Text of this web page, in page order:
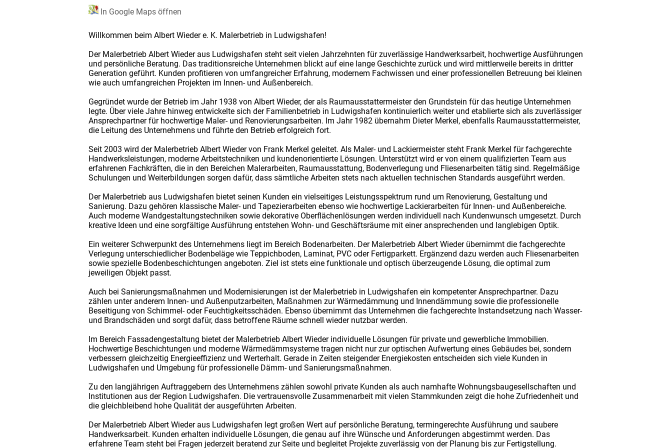
In Google Maps öffnen
Willkommen beim Albert Wieder e. K. Malerbetrieb in Ludwigshafen!
Der Malerbetrieb Albert Wieder aus Ludwigshafen steht seit vielen Jahrzehnten für zuverlässige Handwerksarbeit, hochwertige Ausführungen
und persönliche Beratung. Das traditionsreiche Unternehmen blickt auf eine lange Geschichte zurück und wird mittlerweile bereits in dritter
Generation geführt. Kunden profitieren von umfangreicher Erfahrung, modernem Fachwissen und einer professionellen Betreuung bei kleinen
wie auch umfangreichen Projekten im Innen- und Außenbereich.
Gegründet wurde der Betrieb im Jahr 1938 von Albert Wieder, der als Raumausstattermeister den Grundstein für das heutige Unternehmen
legte. Über viele Jahre hinweg entwickelte sich der Familienbetrieb in Ludwigshafen kontinuierlich weiter und etablierte sich als zuverlässiger
Ansprechpartner für hochwertige Maler- und Renovierungsarbeiten. Im Jahr 1982 übernahm Dieter Merkel, ebenfalls Raumausstattermeister,
die Leitung des Unternehmens und führte den Betrieb erfolgreich fort.
Seit 2003 wird der Malerbetrieb Albert Wieder von Frank Merkel geleitet. Als Maler- und Lackiermeister steht Frank Merkel für fachgerechte
Handwerksleistungen, moderne Arbeitstechniken und kundenorientierte Lösungen. Unterstützt wird er von einem qualifizierten Team aus
erfahrenen Fachkräften, die in den Bereichen Malerarbeiten, Raumausstattung, Bodenverlegung und Fliesenarbeiten tätig sind. Regelmäßige
Schulungen und Weiterbildungen sorgen dafür, dass sämtliche Arbeiten stets nach aktuellen technischen Standards ausgeführt werden.
Der Malerbetrieb aus Ludwigshafen bietet seinen Kunden ein vielseitiges Leistungsspektrum rund um Renovierung, Gestaltung und
Sanierung. Dazu gehören klassische Maler- und Tapezierarbeiten ebenso wie hochwertige Lackierarbeiten für Innen- und Außenbereiche.
Auch moderne Wandgestaltungstechniken sowie dekorative Oberflächenlösungen werden individuell nach Kundenwunsch umgesetzt. Durch
kreative Ideen und eine sorgfältige Ausführung entstehen Wohn- und Geschäftsräume mit einer ansprechenden und langlebigen Optik.
Ein weiterer Schwerpunkt des Unternehmens liegt im Bereich Bodenarbeiten. Der Malerbetrieb Albert Wieder übernimmt die fachgerechte
Verlegung unterschiedlicher Bodenbeläge wie Teppichboden, Laminat, PVC oder Fertigparkett. Ergänzend dazu werden auch Fliesenarbeiten
sowie spezielle Bodenbeschichtungen angeboten. Ziel ist stets eine funktionale und optisch überzeugende Lösung, die optimal zum
jeweiligen Objekt passt.
Auch bei Sanierungsmaßnahmen und Modernisierungen ist der Malerbetrieb in Ludwigshafen ein kompetenter Ansprechpartner. Dazu
zählen unter anderem Innen- und Außenputzarbeiten, Maßnahmen zur Wärmedämmung und Innendämmung sowie die professionelle
Beseitigung von Schimmel- oder Feuchtigkeitsschäden. Ebenso übernimmt das Unternehmen die fachgerechte Instandsetzung nach Wasser-
und Brandschäden und sorgt dafür, dass betroffene Räume schnell wieder nutzbar werden.
Im Bereich Fassadengestaltung bietet der Malerbetrieb Albert Wieder individuelle Lösungen für private und gewerbliche Immobilien.
Hochwertige Beschichtungen und moderne Wärmedämmsysteme tragen nicht nur zur optischen Aufwertung eines Gebäudes bei, sondern
verbessern gleichzeitig Energieeffizienz und Werterhalt. Gerade in Zeiten steigender Energiekosten entscheiden sich viele Kunden in
Ludwigshafen und Umgebung für professionelle Dämm- und Sanierungsmaßnahmen.
Zu den langjährigen Auftraggebern des Unternehmens zählen sowohl private Kunden als auch namhafte Wohnungsbaugesellschaften und
Institutionen aus der Region Ludwigshafen. Die vertrauensvolle Zusammenarbeit mit vielen Stammkunden zeigt die hohe Zufriedenheit und
die gleichbleibend hohe Qualität der ausgeführten Arbeiten.
Der Malerbetrieb Albert Wieder aus Ludwigshafen legt großen Wert auf persönliche Beratung, termingerechte Ausführung und saubere
Handwerksarbeit. Kunden erhalten individuelle Lösungen, die genau auf ihre Wünsche und Anforderungen abgestimmt werden. Das
erfahrene Team steht bei Fragen jederzeit beratend zur Seite und begleitet Projekte zuverlässig von der Planung bis zur Fertigstellung.